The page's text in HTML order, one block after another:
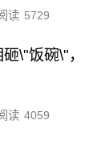
读 5729
\"饭碗\"，
读 4059